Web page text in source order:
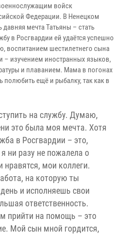
войск
Федерации. В Ненецком
мечта Татьяны – стать
в Росгвардии ей удаётся успешно
воспитанием шестилетнего сына
изучением иностранных языков,
и плаванием. Мама в погонах
полюбить ещё и рыбалку, так как в
на службу. Думаю,
это была моя мечта. Хотя
в Росгвардии – это,
ни разу не пожалела о
мои коллеги.
на которую ты
и исполняешь свои
ответственность.
прийти на помощь – это
Мой сын мной гордится,